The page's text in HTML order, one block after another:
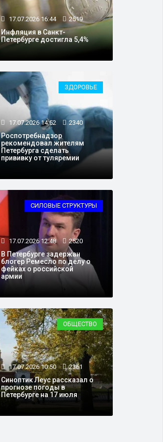
17.07.2026 16:44 2519
Инфляция в Санкт-
Петербурге достигла 5,4%
ЗДОРОВЬЕ
17.07.2026 14:52 2340
Роспотребнадзор
рекомендовал жителям
Петербурга сделать
прививку от туляремии
СИЛОВЫЕ СТРУКТУРЫ
17.07.2026 12:48 2520
В Петербурге задержан
блогер Ремесло по делу о
фейках о российской
армии
ОБЩЕСТВО
17.07.2026 10:50 2361
Синоптик Леус рассказал о
прогнозе погоды в
Петербурге на 17 июля